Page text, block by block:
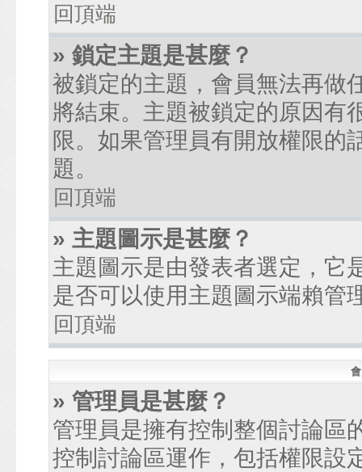
回頂端
» 鎖定主題是甚麼？
被鎖定的主題，會員無法再做
將結束。主題被鎖定的原因有
限。如果管理員有開放權限的
題。
回頂端
» 主題圖示是甚麼？
主題圖示是由發表者選定，它
是否可以使用主題圖示端賴管
回頂端
» 管理員是甚麼？
管理員是擁有控制整個討論區
控制討論區運作，包括權限設